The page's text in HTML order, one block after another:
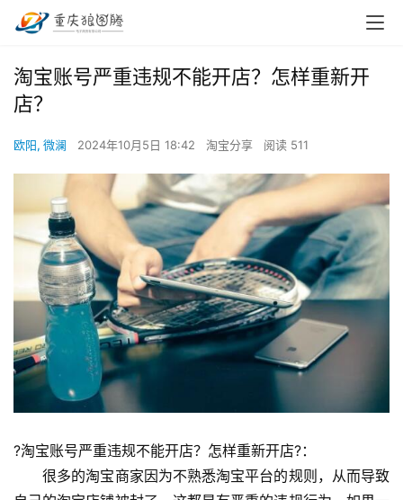
淘宝账号严重违规不能开店？怎样重新开
店？
欧阳, 微澜 2024年10月5日 18:42 淘宝分享 阅读 511
?淘宝账号严重违规不能开店？怎样重新开店?：
很多的淘宝商家因为不熟悉淘宝平台的规则，从而导致